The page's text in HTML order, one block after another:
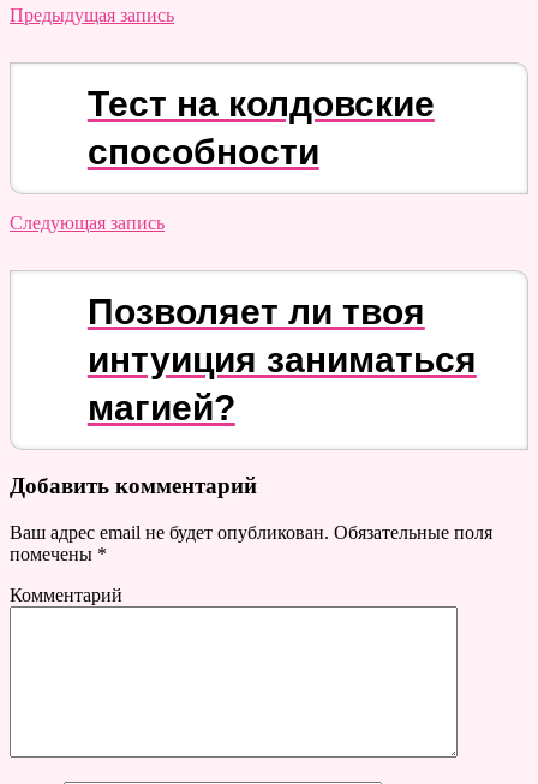
Предыдущая запись
Тест на колдовские
способности
Следующая запись
Позволяет ли твоя
интуиция заниматься
магией?
Добавить комментарий
Ваш адрес email не будет опубликован. Обязательные поля
помечены *
Комментарий